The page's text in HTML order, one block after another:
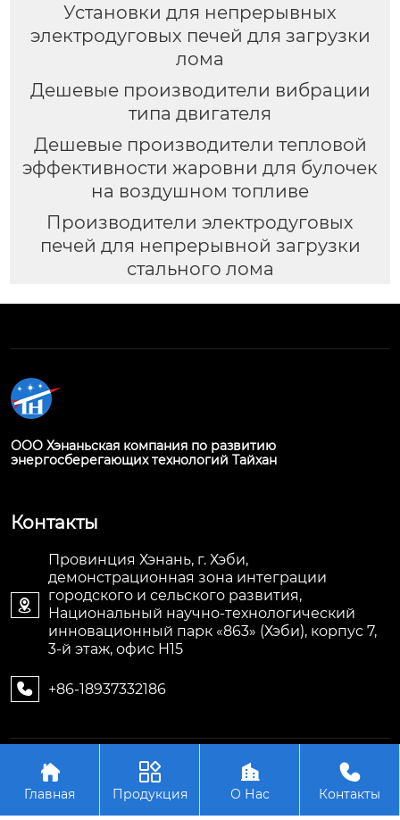
Установки для непрерывных
электродуговых печей для загрузки
лома
Дешевые производители вибрации
типа двигателя
Дешевые производители тепловой
эффективности жаровни для булочек
на воздушном топливе
Производители электродуговых
печей для непрерывной загрузки
стального лома
ООО Хэнаньская компания по развитию
энергосберегающих технологий Тайхан
Контакты

Провинция Хэнань, г. Хэби,
демонстрационная зона интеграции
городского и сельского развития,
Национальный научно-технологический
инновационный парк «863» (Хэби), корпус 7,
3-й этаж, офис H15
 +86-18937332186
Авторское право©ООО Хэнаньская компания по
развитию энергосберегающих технологий Тайхан

Главная

Продукция

О Нас

Контакты